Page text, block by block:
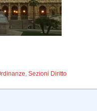
,Sezioni Diritto